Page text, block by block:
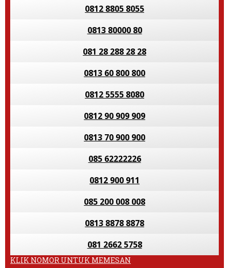
0812 8805 8055
0813 80000 80
081 28 288 28 28
0813 60 800 800
0812 5555 8080
0812 90 909 909
0813 70 900 900
085 62222226
0812 900 911
085 200 008 008
0813 8878 8878
081 2662 5758
KLIK NOMOR UNTUK MEMESAN